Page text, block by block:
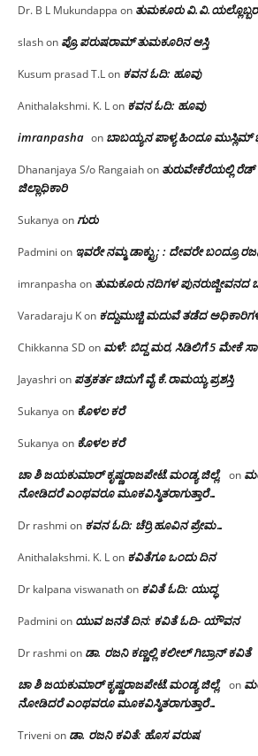
Dr. B L Mukundappa on ತುಮಕೂರು‌
slashon ಪ್ರೊ.ಪರುಷರಾಮ್ ತುಮಕೂರಿನ ಆಸ್ತಿ
Kusum prasad T.Lon ಕವನ ಓದಿ: ಹೂವು
Anithalakshmi. K. Lon ಕವನ ಓದಿ: ಹೂವು
imranpasha on ಬಾಬಯ್ಯನ ಪಾಳ್ಯ ಹಿಂದೂ
Dhananjaya S/o Rangaiahon ತುರುವೇಕೆರೆಯಲ್ಲಿ
ಜಿಲ್ಲಾಧಿಕಾರಿ
Sukanya onಗುರು
Padmini on ಇವರೇ ನಮ್ಮ ಡಾಕ್ಟ್ರು; : ದೇವರೇ ಬಂದ್ರೂ
imranpasha on ತುಮಕೂರು ನದಿಗಳ
Varadaraju Kon ಕದ್ದುಮುಚ್ಚಿ ಮದುವೆ ತಡೆದ
Chikkanna SD on ಮಳೆ: ಬಿದ್ದ ಮರ, ಸಿಡಿಲಿಗೆ 5 ಮೇಕೆ
Jayashri on ಪತ್ರಕರ್ತ ಚಿದುಗೆ ವೈ.ಕೆ.ರಾಮಯ್ಯ ಪ್ರಶಸ್ತಿ
Sukanya on ಕೊಳಲ ಕರೆ
Sukanya on ಕೊಳಲ ಕರೆ
ಚಾ ಶಿ ಜಯಕುಮಾರ್ ಕೃಷ್ಣರಾಜಪೇಟೆ.ಮಂಡ್ಯ ಜಿಲ್ಲೆ. on
ನೋಡಿದರೆ ಎಂಥವರೂ ಮೂಕವಿಸ್ಮಿತರಾಗುತ್ತಾರೆ…
Dr rashmi on ಕವನ ಓದಿ: ಚೆರ್ರಿ ಹೂವಿನ ಪ್ರೇಮ…
Anithalakshmi. K. Lon ಕವಿತೆಗೂ ಒಂದು ದಿನ
Dr kalpana viswanathon ಕವಿತೆ ಓದಿ: ಯುದ್ಧ
Padmini on ಯುವ ಜನತೆ ದಿನ: ಕವಿತೆ ಓದಿ- ಯೌವನ
Dr rashmi on ಡಾ. ರಜನಿ‌ ಕಣ್ಣಲ್ಲಿ ಕಲೀಲ್ ಗಿಬ್ರಾನ್ ಕವಿತೆ
ಚಾ ಶಿ ಜಯಕುಮಾರ್ ಕೃಷ್ಣರಾಜಪೇಟೆ.ಮಂಡ್ಯ ಜಿಲ್ಲೆ. on
ನೋಡಿದರೆ ಎಂಥವರೂ ಮೂಕವಿಸ್ಮಿತರಾಗುತ್ತಾರೆ…
Triveni on ಡಾ. ರಜನಿ ಕವಿತೆ: ಹೊಸ ವರುಷ